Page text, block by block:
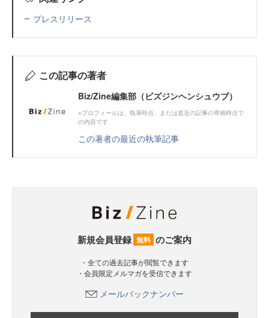
プレスリリース
この記事の著者
Biz/Zine編集部（ビズジンヘンシュウブ）
※プロフィールは、執筆時点、または直近の記事の寄稿時点で
の内容です
この著者の最近の執筆記事
新規会員登録 無料 のご案内
・全ての過去記事が閲覧できます
・会員限定メルマガを受信できます
メールバックナンバー